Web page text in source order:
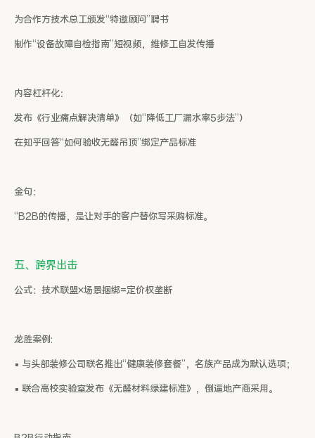
为合作方技术总工颁发“特邀顾问”聘书
制作“设备故障自检指南”短视频，维修工自发传播
内容杠杆化：
发布《行业痛点解决清单》（如“降低工厂漏水率5步法”）
在知乎回答“如何验收无醛吊顶”绑定产品标准
金句：
“B2B的传播，是让对手的客户替你写采购标准。
五、跨界出击
公式：技术联盟×场景捆绑=定价权垄断
龙胜案例:
▪ 与头部装修公司联名推出“健康装修套餐”，名族产品成为默认选项；
▪ 联合高校实验室发布《无醛材料绿建标准》，倒逼地产商采用。